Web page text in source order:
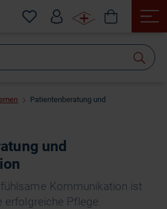
Patientenberatung und
und
Kommunikation ist
erfolgreiche Pflege.
suchen